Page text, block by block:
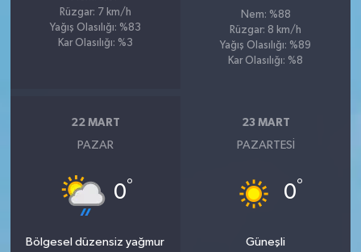
Rüzgar: 7 km/h
Yağış Olasılığı: %83
Kar Olasılığı: %3
Nem: %88
Rüzgar: 8 km/h
Yağış Olasılığı: %89
Kar Olasılığı: %8
22 MART
PAZAR
0°
Bölgesel düzensiz yağmur
23 MART
PAZARTESI
0°
Güneşli